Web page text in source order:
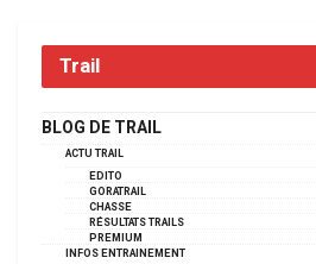
Trail
BLOG DE TRAIL
ACTU TRAIL
EDITO
GORATRAIL
CHASSE
RÉSULTATS TRAILS
PREMIUM
INFOS ENTRAINEMENT